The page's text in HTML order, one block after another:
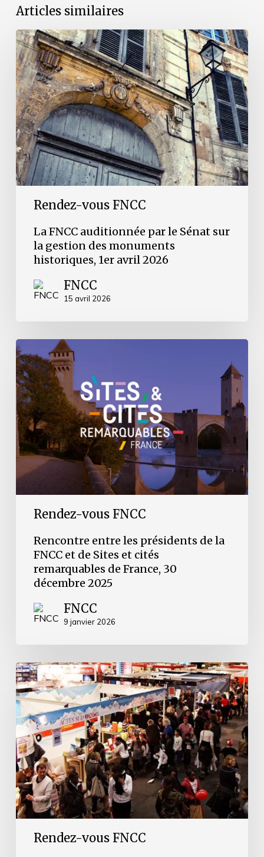
Articles similaires
Rendez-vous FNCC
La
FNCC
auditionnée
par
le
Sénat
sur
la
gestion
des
monuments
historiques,
1er
avril
2026
La FNCC auditionnée par le Sénat sur
la gestion des monuments
historiques, 1er avril 2026
FNCC
15 avril 2026
Rendez-vous FNCC
Rencontre
entre
les
présidents
de
la
FNCC
et
de
Sites
et
cités
remarquables
de
France,
2025Rencontre entre les présidents de la
FNCC et de Sites et cités
remarquables de France, 30
décembre 2025
FNCC
9 janvier 2026
Rendez-vous FNCC
Participation
de
la
FNCC
aux
Etats
Généraux
de
la
lecture
pour
la
jeunesse,
12
novembre
2025